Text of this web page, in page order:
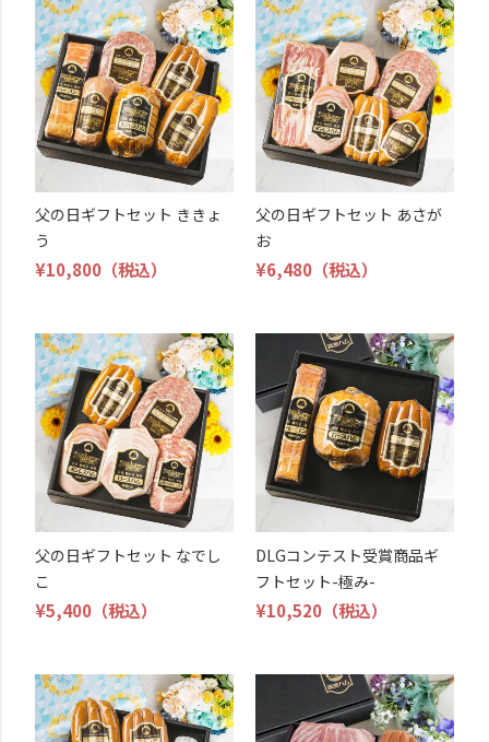
父の日ギフトセット ききょ
う
¥10,800 （税込）
父の日ギフトセット あさが
お
¥6,480 （税込）
父の日ギフトセット なでし
こ
¥5,400 （税込）
DLGコンテスト受賞商品ギ
フトセット-極み-
¥10,520 （税込）